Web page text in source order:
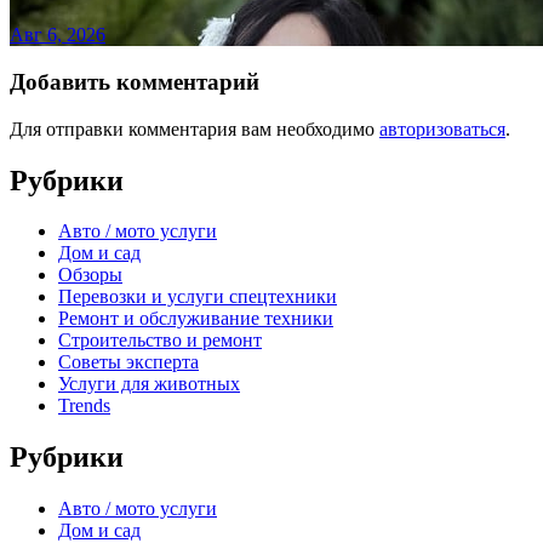
Авг 6, 2026
Добавить комментарий
Для отправки комментария вам необходимо авторизоваться.
Рубрики
Авто / мото услуги
Дом и сад
Обзоры
Перевозки и услуги спецтехники
Ремонт и обслуживание техники
Строительство и ремонт
Советы эксперта
Услуги для животных
Trends
Рубрики
Авто / мото услуги
Дом и сад